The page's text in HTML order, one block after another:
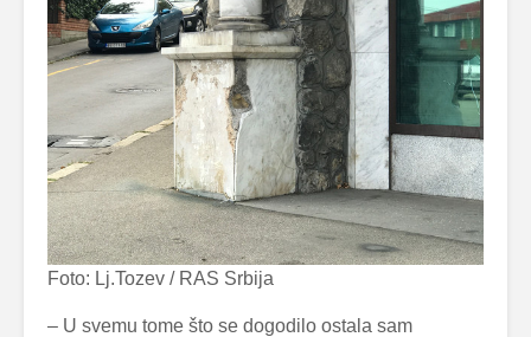
Foto: Lj.Tozev / RAS Srbija
– U svemu tome što se dogodilo ostala sam